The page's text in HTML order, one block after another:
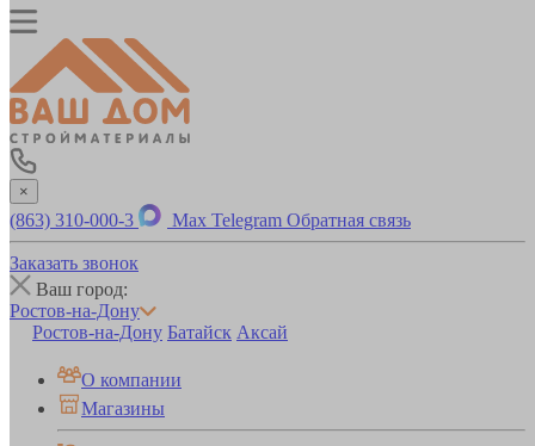
×
(863) 310-000-3 Max Telegram Обратная связь
Заказать звонок
Ваш город:
Ростов-на-Дону
Ростов-на-Дону Батайск Аксай
О компании
Магазины